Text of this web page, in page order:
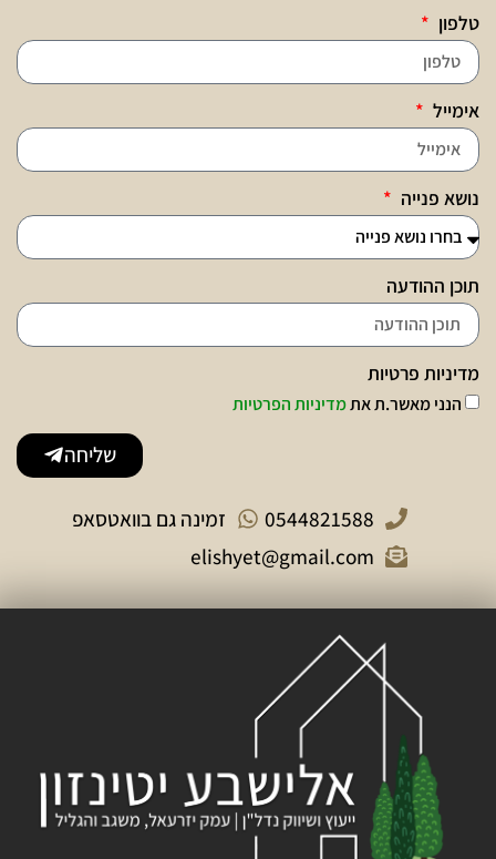
טלפון
אימייל
נושא פנייה
תוכן ההודעה
מדיניות פרטיות
הנני מאשר.ת אתמדיניות הפרטיות
שליחה
0544821588
זמינה גם בוואטסאפ
elishyet@gmail.com